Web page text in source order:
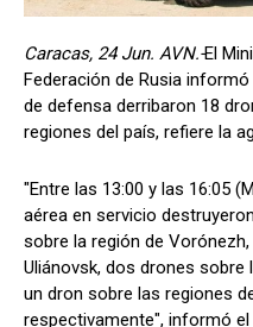
Caracas, 24 Jun. AVN.-El
Federación de Rusia
de defensa derribaron 18
regiones del país, refiere la
"Entre las 13:00 y las 16:05
aérea en servicio
sobre la región de
Uliánovsk, dos drones sobre
un dron sobre las regiones
respectivamente", informó